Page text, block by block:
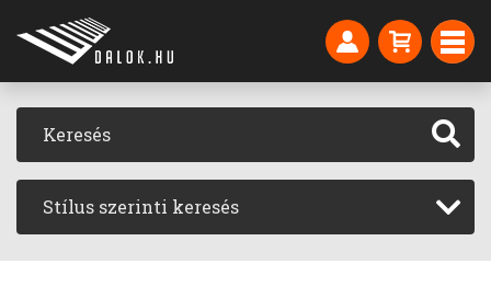
Stílus szerinti keresés